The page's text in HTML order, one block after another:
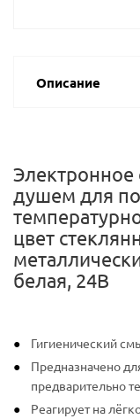
Описание
Электронное
душем для
цвет
белая, 24В
Гигиенический
Предназначено
предварительно
Реагирует на